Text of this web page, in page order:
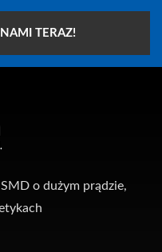
TERAZ!
o dużym prądzie,